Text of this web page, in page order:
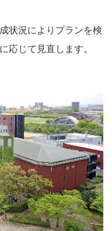
状況によりプランを検
応じて見直します。